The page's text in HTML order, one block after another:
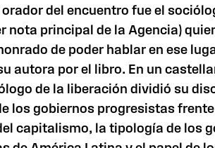
orador del encuentro fue el
nota principal de la Agencia)
de poder hablar en ese
autora por el libro. En un
de la liberación dividió su
los gobiernos progresistas
capitalismo, la tipología de los